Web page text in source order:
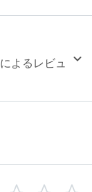
よるレビュ